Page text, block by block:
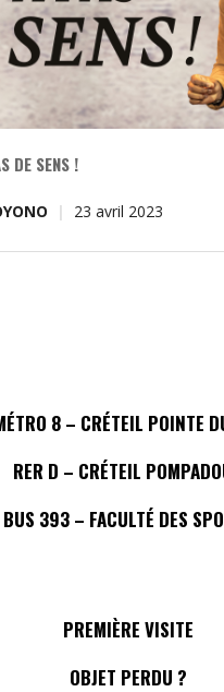
DE SENS !
23 avril 2023
8 – CRÉTEIL POINTE
RER D – CRÉTEIL
BUS 393 – FACULTÉ DES
PREMIÈRE VISITE
OBJET PERDU ?